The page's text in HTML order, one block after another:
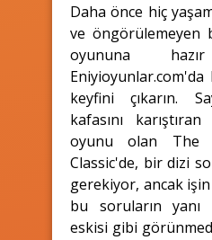
Daha önce hiç
ve öngörülemeyen
oyununa
keyfini çıkarın.
kafasını
oyunu olan The
Classic'de, bir dizi
gerekiyor, ancak
bu soruların yanı
eskisi gibi